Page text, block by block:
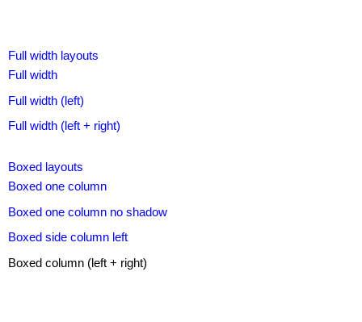
width
(left
+
layouts
column
Skip
navigation
Full width layouts
Full width
Full width (left)
Full width (left + right)
Boxed layouts
Boxed one column
Boxed one column no shadow
Boxed side column left
Boxed column (left + right)